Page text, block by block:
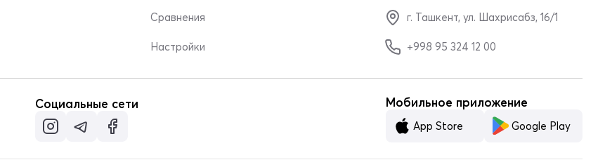
Сравнения
Настройки
г. Ташкент, ул. Шахрисабз, 16/1
+998 95 324 12 00
Социальные сети Мобильное приложение
App Store Google Play